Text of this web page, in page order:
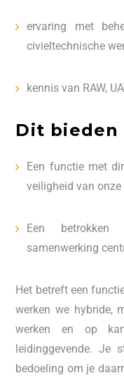
ervaring met
civieltechnische
kennis van RAW,
Dit bieden
Een functie met
veiligheid van onze
Een
samenwerking
Het betreft een
werken we hybride,
werken en op
leidinggevende. Je
bedoeling om je